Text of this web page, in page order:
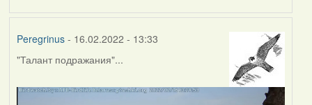
Peregrinus- 16.02.2022 - 13:33
"Талант подражания"...